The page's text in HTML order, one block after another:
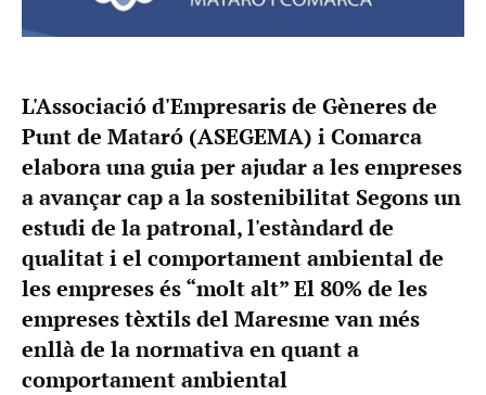
L'Associació d'Empresaris de Gèneres de
Punt de Mataró (ASEGEMA) i Comarca
elabora una guia per ajudar a les empreses
a avançar cap a la sostenibilitat Segons un
estudi de la patronal, l'estàndard de
qualitat i el comportament ambiental de
les empreses és “molt alt” El 80% de les
empreses tèxtils del Maresme van més
enllà de la normativa en quant a
comportament ambiental